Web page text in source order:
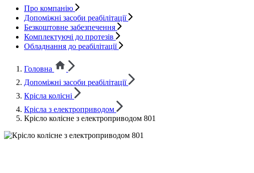
Про компанію
Допоміжні засоби реабілітації
Безкоштовне забезпечення
Комплектуючі до протезів
Обладнання до реабілітації
Головна
Допоміжні засоби реабілітації
Крісла колісні
Крісла з електроприводом
Крісло колісне з електроприводом 801